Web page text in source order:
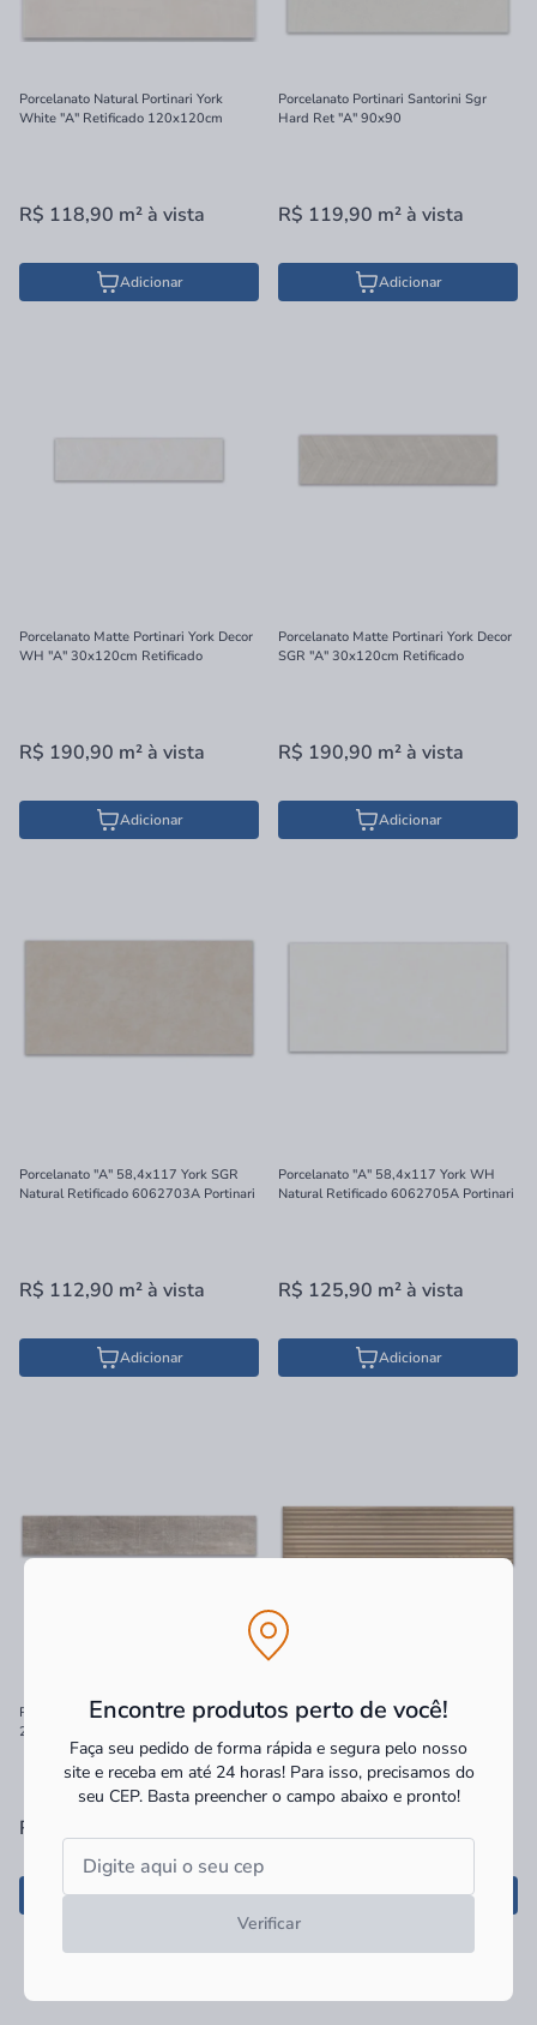
Encontre produtos perto de você!
Faça seu pedido de forma rápida e segura pelo nosso
site e receba em até 24 horas! Para isso, precisamos do
seu CEP. Basta preencher o campo abaixo e pronto!
Verificar
Porcelanato Natural Portinari York
White "A" Retificado 120x120cm
R$ 118,90 m²à vista
Adicionar
Porcelanato Portinari Santorini Sgr
Hard Ret "A" 90x90
R$ 119,90 m²à vista
Adicionar
Porcelanato Matte Portinari York Decor
WH "A" 30x120cm Retificado
R$ 190,90 m²à vista
Adicionar
Porcelanato Matte Portinari York Decor
SGR "A" 30x120cm Retificado
R$ 190,90 m²à vista
Adicionar
Porcelanato "A" 58,4x117 York SGR
Natural Retificado 6062703A Portinari
R$ 112,90 m²à vista
Adicionar
Porcelanato "A" 58,4x117 York WH
Natural Retificado 6062705A Portinari
R$ 125,90 m²à vista
Adicionar
Porcelanato Portinari Peroba HD "A"
20x120 Retificado
R$ 120,90
Adicionar
Porcelanato "A" 30x120 Violin Decor
Adicionar